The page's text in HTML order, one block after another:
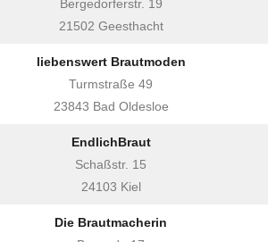
Bergedorferstr. 19
21502 Geesthacht
liebenswert Brautmoden
Turmstraße 49
23843 Bad Oldesloe
EndlichBraut
Schaßstr. 15
24103 Kiel
Die Brautmacherin